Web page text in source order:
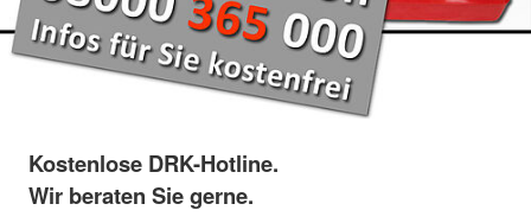
Kostenlose DRK-Hotline.
Wir beraten Sie gerne.